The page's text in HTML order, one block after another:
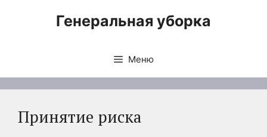
Генеральная уборка
Меню
Принятие риска